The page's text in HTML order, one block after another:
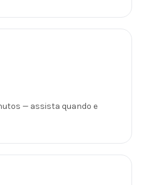
— assista quando e